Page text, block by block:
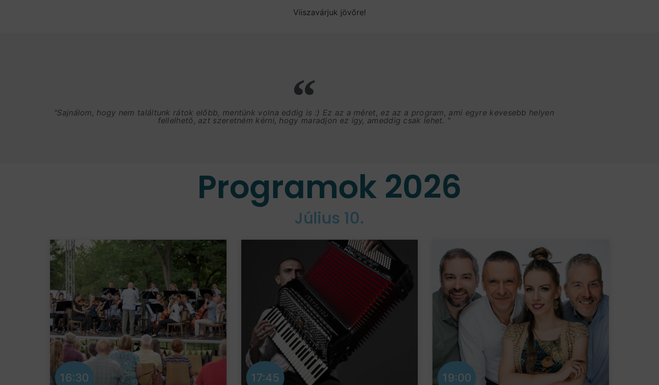
Viiszavárjuk jövőre!
"Sajnálom, hogy nem találtunk rátok előbb, mentünk volna eddig is :) Ez az a méret, ez az a program, ami egyre kevesebb helyen
fellelhető, azt szeretném kérni, hogy maradjon ez így, ameddig csak lehet. "
Programok 2026
Július 10.
16:30 17:45 19:00